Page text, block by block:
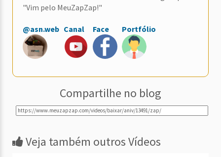
"Vim pelo MeuZapZap!"
@asn.web Canal Face Portfólio
Compartilhe no blog
Veja também outros Vídeos